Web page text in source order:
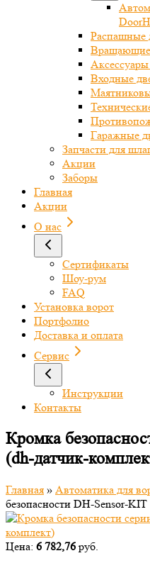
Распашные
Входные
Гаражные
Запчасти для
Акции
Заборы
Главная
Акции
О нас
Сертификаты
Шоу-рум
FAQ
Установка ворот
Портфолио
Доставка и оплата
Сервис
Инструкции
Контакты
Кромка
(dh-датчик-
Главная » Автоматика для
безопасности DH-Sensor-KIT
Цена: 6 782,76 руб.